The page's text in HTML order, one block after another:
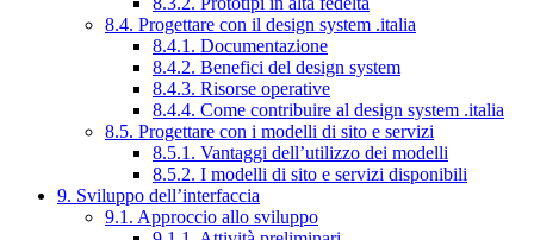
8.4. Progettare con il design system .italia
8.4.1. Documentazione
8.4.2. Benefici del design system
8.4.3. Risorse operative
8.4.4. Come contribuire al design system .italia
8.5. Progettare con i modelli di sito e servizi
8.5.1. Vantaggi dell’utilizzo dei modelli
8.5.2. I modelli di sito e servizi disponibili
9. Sviluppo dell’interfaccia
9.1. Approccio allo sviluppo